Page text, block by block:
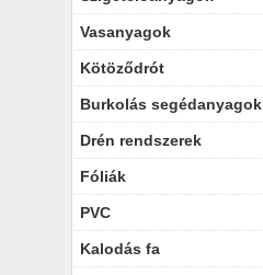
Vasanyagok
Kötöződrót
Burkolás segédanyagok
Drén rendszerek
Fóliák
PVC
Kalodás fa